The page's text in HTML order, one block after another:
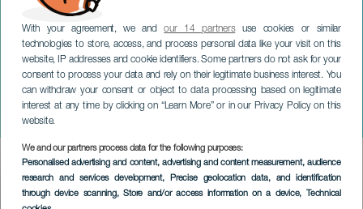
With your agreement, we andour 14 partnersuse cookies or similar
technologies to store, access, and process personal data like your visit on this
website, IP addresses and cookie identifiers. Some partners do not ask for your
consent to process your data and rely on their legitimate business interest. You
can withdraw your consent or object to data processing based on legitimate
interest at any time by clicking on “Learn More” or in our Privacy Policy on this
website.
We and our partners process data for the following purposes:
Personalised advertising and content, advertising and content measurement, audience
research and services development, Precise geolocation data, and identification
through device scanning, Store and/or access information on a device, Technical
Javier Santaolalla: O Fogo
de Prometeu
GRÃ-CANÁRIA
Imagen
Listado